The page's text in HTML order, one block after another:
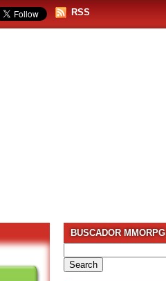
RSS
BUSCADOR MMORPG
for: